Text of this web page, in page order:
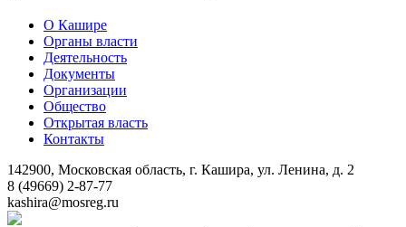
О Кашире
Органы власти
Деятельность
Документы
Организации
Общество
Открытая власть
Контакты
142900, Московская область, г. Кашира, ул. Ленина, д. 2
8 (49669) 2-87-77
kashira@mosreg.ru